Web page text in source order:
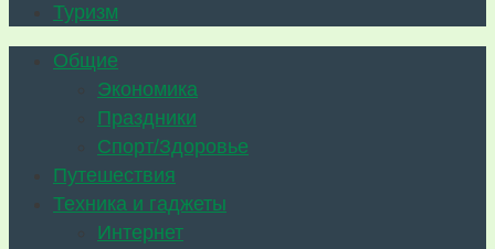
Туризм
Общие
Экономика
Праздники
Спорт/Здоровье
Путешествия
Техника и гаджеты
Интернет